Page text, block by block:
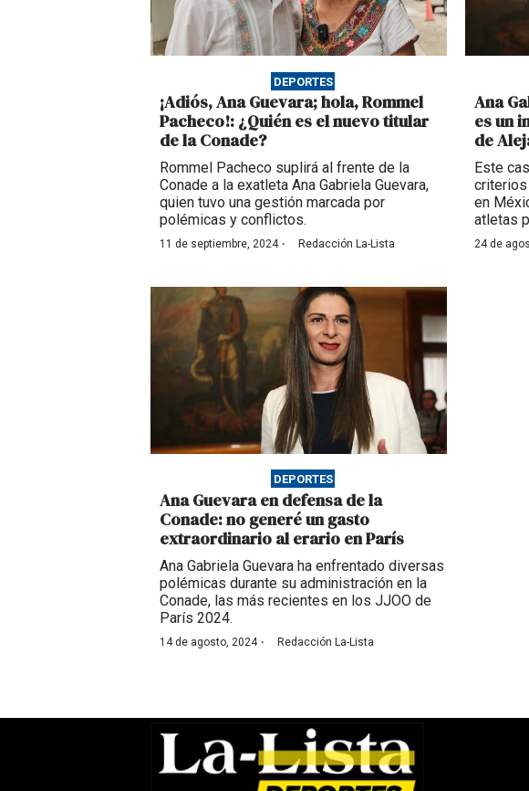
DEPORTES
¡Adiós, Ana Guevara; hola, Rommel
Pacheco!: ¿Quién es el nuevo titular
de la Conade?
Rommel Pacheco suplirá al frente de la
Conade a la exatleta Ana Gabriela Guevara,
quien tuvo una gestión marcada por
polémicas y conflictos.
11 de septiembre, 2024· Redacción La-Lista
Ana
es un
de
Este
en
atletas
24 de
DEPORTES
Ana Guevara en defensa de la
Conade: no generé un gasto
extraordinario al erario en París
Ana Gabriela Guevara ha enfrentado diversas
polémicas durante su administración en la
Conade, las más recientes en los JJOO de
París 2024.
14 de agosto, 2024· Redacción La-Lista